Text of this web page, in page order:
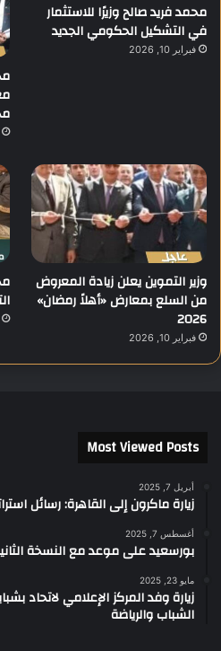
محمد فريد صالح وزيرًا للاستثمار
في التشكيل الحكومي الجديد
فبراير 10, 2026
وزير التموين يعلن زيادة المعروض
من السلع بمعارض «أهلاً رمضان»
2026
فبراير 10, 2026
Most Viewed Posts
أبريل 7, 2025
زيارة ماكرون إلى القاهرة: رسائل
أغسطس 7, 2025
بورسعيد على موعد مع النسخة
مايو 23, 2025
زيارة وفد المركز الإعلامي لاتحاد
الشباب والرياضة